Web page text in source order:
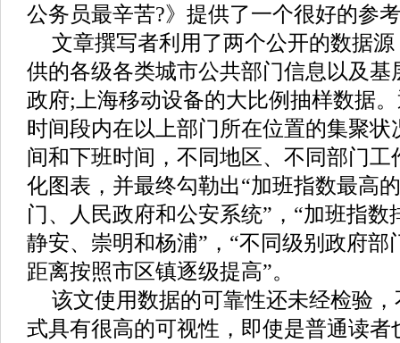
公务员最辛苦?》提供了一个很好的参
文章撰写者利用了两个公开的数据
供的各级各类城市公共部门信息以及
政府;上海移动设备的大比例抽样数据
时间段内在以上部门所在位置的集聚
间和下班时间，不同地区、不同部门
化图表，并最终勾勒出“加班指数最高
门、人民政府和公安系统”，“加班指
静安、崇明和杨浦”，“不同级别政府
距离按照市区镇逐级提高”。
该文使用数据的可靠性还未经检验
式具有很高的可视性，即使是普通读